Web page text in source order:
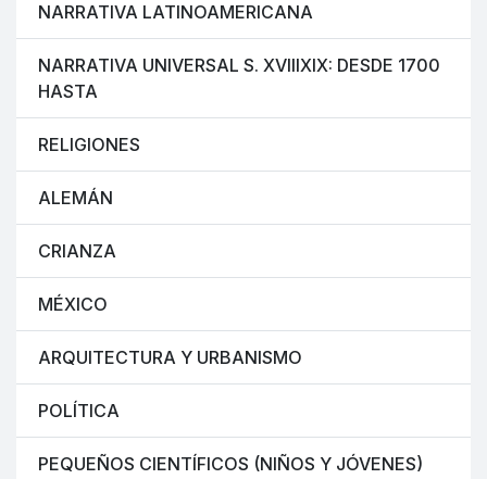
NARRATIVA LATINOAMERICANA
NARRATIVA UNIVERSAL S. XVIIIXIX: DESDE 1700
HASTA
RELIGIONES
ALEMÁN
CRIANZA
MÉXICO
ARQUITECTURA Y URBANISMO
POLÍTICA
PEQUEÑOS CIENTÍFICOS (NIÑOS Y JÓVENES)